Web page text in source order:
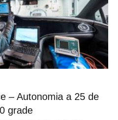
– Autonomia a 25 de
grade